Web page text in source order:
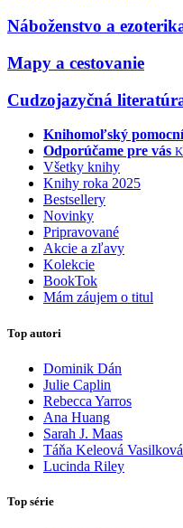
Náboženstvo a
Mapy a cestovanie
Cudzojazyčná
Knihomoľský
Odporúčame pre vás
Všetky knihy
Knihy roka 2025
Bestsellery
Novinky
Pripravované
Akcie a zľavy
Kolekcie
BookTok
Mám záujem o titul
Top autori
Dominik Dán
Julie Caplin
Rebecca Yarros
Ana Huang
Sarah J. Maas
Táňa Keleová Vasilková
Lucinda Riley
Top série